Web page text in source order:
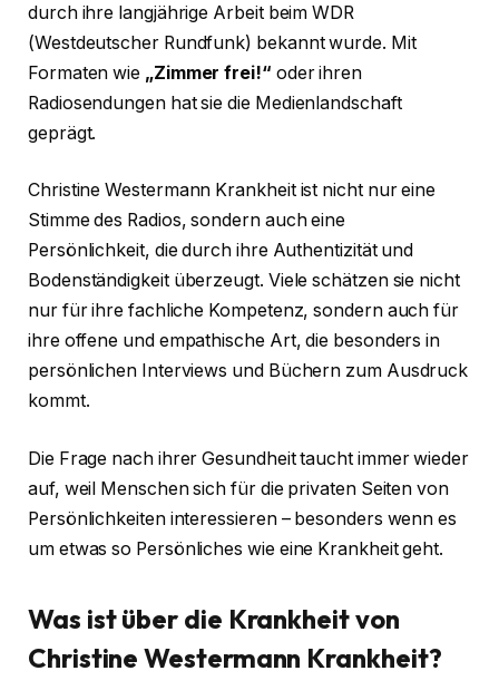
durch ihre langjährige Arbeit beim WDR
(Westdeutscher Rundfunk) bekannt wurde. Mit
Formaten wie „Zimmer frei!“ oder ihren
Radiosendungen hat sie die Medienlandschaft
geprägt.
Christine Westermann Krankheit ist nicht nur eine
Stimme des Radios, sondern auch eine
Persönlichkeit, die durch ihre Authentizität und
Bodenständigkeit überzeugt. Viele schätzen sie nicht
nur für ihre fachliche Kompetenz, sondern auch für
ihre offene und empathische Art, die besonders in
persönlichen Interviews und Büchern zum Ausdruck
kommt.
Die Frage nach ihrer Gesundheit taucht immer wieder
auf, weil Menschen sich für die privaten Seiten von
Persönlichkeiten interessieren – besonders wenn es
um etwas so Persönliches wie eine Krankheit geht.
Was ist über die Krankheit von
Christine Westermann Krankheit?